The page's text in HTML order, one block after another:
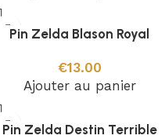
Pin Zelda Blason Royal
€13.00
Ajouter au panier
Pin Zelda Destin Terrible